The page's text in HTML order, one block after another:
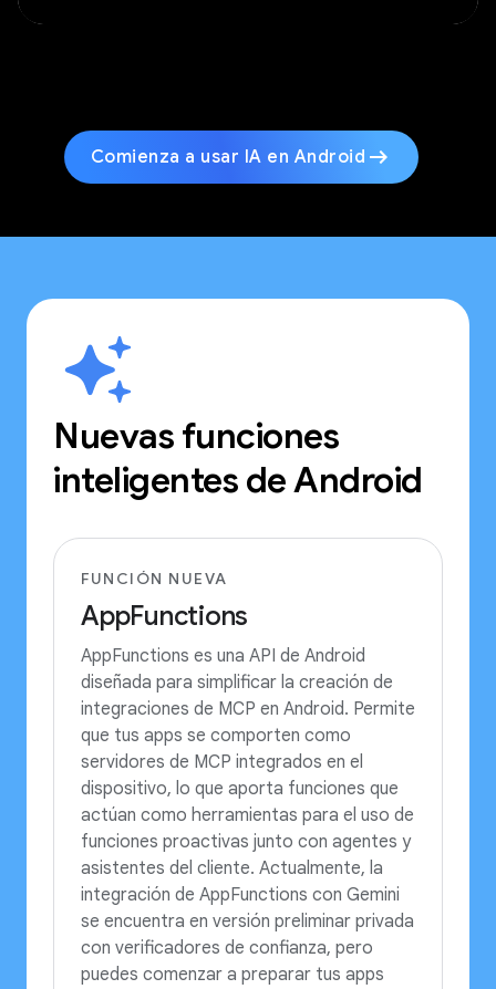
Comienza a usar IA en Android arrow_right_alt
Nuevas funciones
inteligentes de Android
FUNCIÓN NUEVA
AppFunctions
AppFunctions es una API de Android
diseñada para simplificar la creación de
integraciones de MCP en Android. Permite
que tus apps se comporten como
servidores de MCP integrados en el
dispositivo, lo que aporta funciones que
actúan como herramientas para el uso de
funciones proactivas junto con agentes y
asistentes del cliente. Actualmente, la
integración de AppFunctions con Gemini
se encuentra en versión preliminar privada
con verificadores de confianza, pero
puedes comenzar a preparar tus apps